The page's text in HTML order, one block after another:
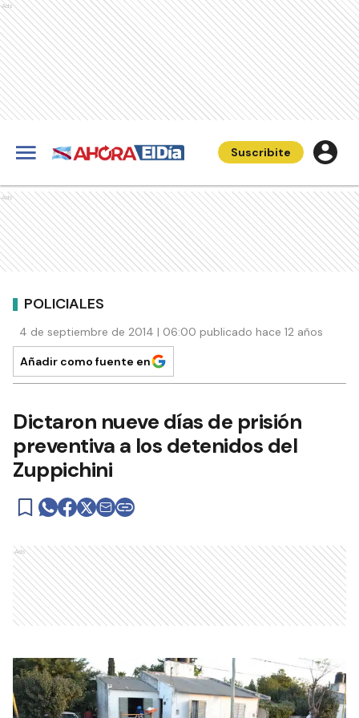
Ads
Suscribite
Ads
POLICIALES
4 de septiembre de 2014 | 06:00 publicado hace 12 años
Añadir como fuente en
Dictaron nueve días de prisión
preventiva a los detenidos del
Zuppichini
Ads